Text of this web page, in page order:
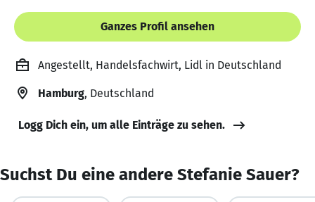
Ganzes Profil ansehen
Angestellt, Handelsfachwirt, Lidl in Deutschland
Hamburg, Deutschland
Logg Dich ein, um alle Einträge zu sehen.
Suchst Du eine andere Stefanie Sauer?